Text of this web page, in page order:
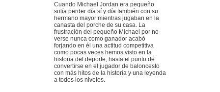
Cuando Michael Jordan era pequeño
solía perder día sí y día también con su
hermano mayor mientras jugaban en la
canasta del porche de su casa. La
frustración del pequeño Michael por no
verse nunca como ganador acabó
forjando en él una actitud competitiva
como pocas veces hemos visto en la
historia del deporte, hasta el punto de
convertirse en el jugador de baloncesto
con más hitos de la historia y una leyenda
a todos los niveles.